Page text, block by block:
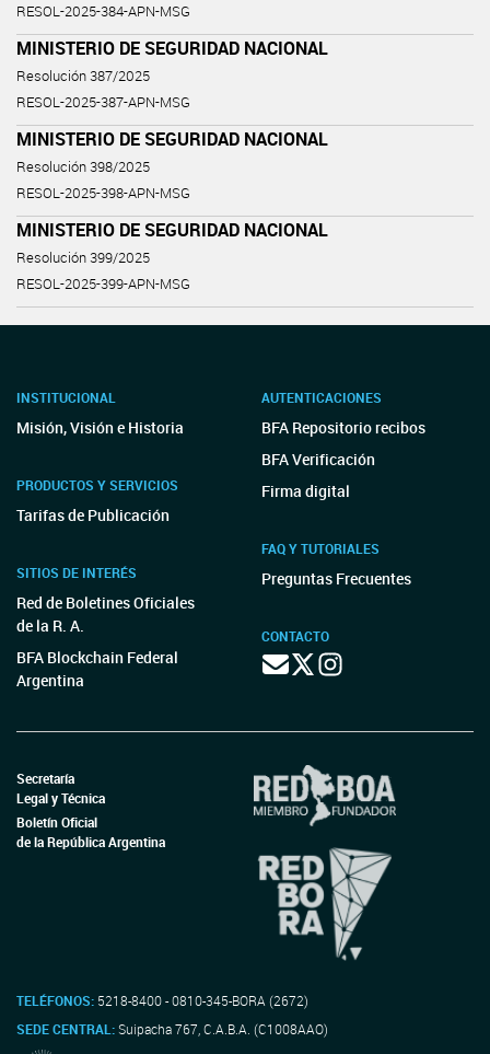
RESOL-2025-384-APN-MSG
MINISTERIO DE SEGURIDAD NACIONAL
Resolución 387/2025
RESOL-2025-387-APN-MSG
MINISTERIO DE SEGURIDAD NACIONAL
Resolución 398/2025
RESOL-2025-398-APN-MSG
MINISTERIO DE SEGURIDAD NACIONAL
Resolución 399/2025
RESOL-2025-399-APN-MSG
INSTITUCIONAL
Misión, Visión e Historia
PRODUCTOS Y SERVICIOS
Tarifas de Publicación
SITIOS DE INTERÉS
Red de Boletines Oficiales
de la R. A.
BFA Blockchain Federal
Argentina
AUTENTICACIONES
BFA Repositorio recibos
BFA Verificación
Firma digital
FAQ Y TUTORIALES
Preguntas Frecuentes
CONTACTO
Secretaría
Legal y Técnica
Boletín Oficial
de la República Argentina
TELÉFONOS: 5218-8400 - 0810-345-BORA (2672)
SEDE CENTRAL:Suipacha 767, C.A.B.A. (C1008AAO)